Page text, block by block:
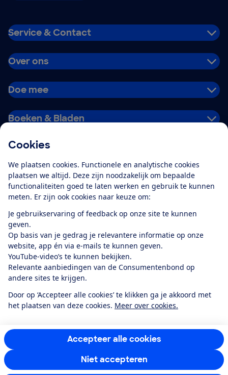
Cookies
We plaatsen cookies. Functionele en analytische cookies
plaatsen we altijd. Deze zijn noodzakelijk om bepaalde
functionaliteiten goed te laten werken en gebruik te kunnen
meten. Er zijn ook cookies naar keuze om:
Je gebruikservaring of feedback op onze site te kunnen
geven.
Op basis van je gedrag je relevantere informatie op onze
website, app én via e-mails te kunnen geven.
YouTube-video’s te kunnen bekijken.
Relevante aanbiedingen van de Consumentenbond op
andere sites te krijgen.
Door op ‘Accepteer alle cookies’ te klikken ga je akkoord met
het plaatsen van deze cookies. Meer over cookies.
Accepteer alle cookies
Niet accepteren
Service & Contact
Over ons
Doe mee
Boeken & Bladen
Alles over de
app
Algemene Voorwaarden
Privacyverklaring
Cookiebeleid
Privacyvoorkeuren
Toegankelijkheid
RSS-feed nieuws
Facebook
TwitterInstagram
YoutubeLinkedIn
12.901consumentenbeoordelen de Consumentenbondmet gemiddeld